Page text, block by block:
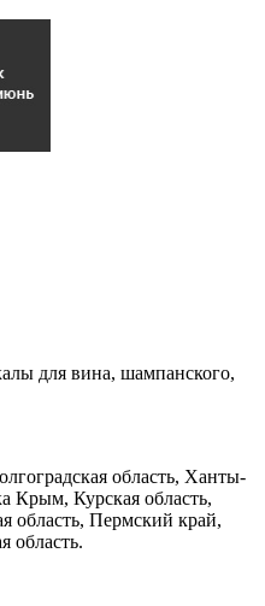
для вина, шампанского,
область, Ханты-
Крым, Курская область,
область, Пермский край,
область.